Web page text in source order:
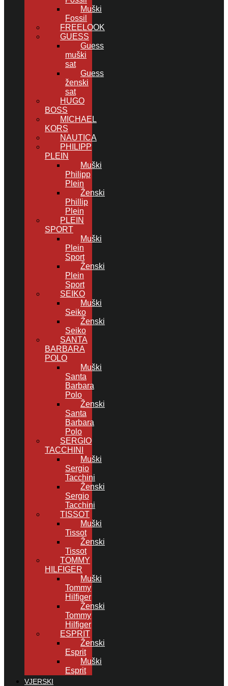
Muški
Fossil
FREELOOK
GUESS
Guess
muški
sat
Guess
ženski
sat
HUGO
BOSS
MICHAEL
KORS
NAUTICA
PHILIPP
PLEIN
Muški
Philipp
Plein
Ženski
Phillip
Plein
PLEIN
SPORT
Muški
Plein
Sport
Ženski
Plein
Sport
SEIKO
Muški
Seiko
Ženski
Seiko
SANTA
BARBARA
POLO
Muški
Santa
Barbara
Polo
Ženski
Santa
Barbara
Polo
SERGIO
TACCHINI
Muški
Sergio
Tacchini
Ženski
Sergio
Tacchini
TISSOT
Muški
Tissot
Ženski
Tissot
TOMMY
HILFIGER
Muški
Tommy
Hilfiger
Ženski
Tommy
Hilfiger
ESPRIT
Ženski
Esprit
Muški
Esprit
VJERSKI